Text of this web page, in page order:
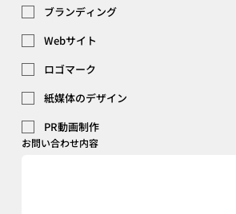
ブランディング
Webサイト
ロゴマーク
紙媒体のデザイン
PR動画制作
お問い合わせ内容